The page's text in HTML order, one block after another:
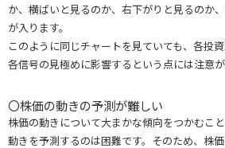
か、横ばいと見るのか、右下がりと見るのか
が入ります。
このように同じチャートを見ていても、各投
各信号の見極めに影響するという点には注意が
〇株価の動きの予測が難しい
株価の動きについて大まかな傾向をつかむこ
動きを予測するのは困難です。そのため、株